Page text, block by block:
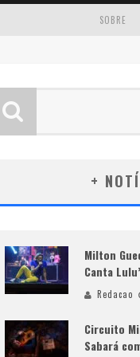
SOBRE
+
Milton
Canta
Redacao
Circuito
Sabará